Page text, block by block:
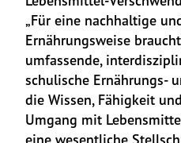
„Für eine nachhaltige
Ernährungsweise
umfassende,
schulische Ernährungs-
die Wissen, Fähigkeit
Umgang mit